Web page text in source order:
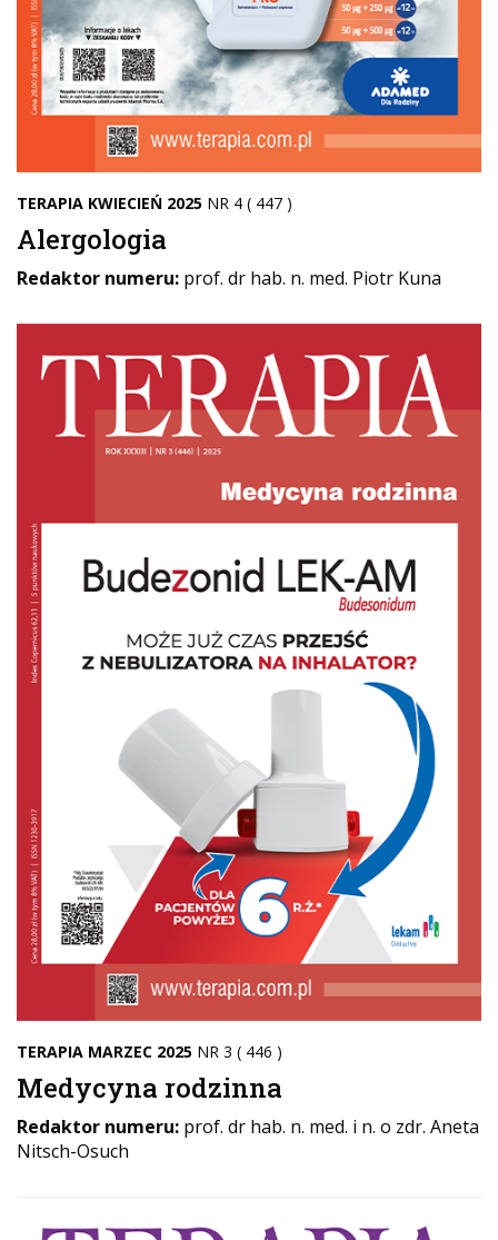
TERAPIA KWIECIEŃ 2025 NR 4 ( 447 )
Alergologia
Redaktor numeru: prof. dr hab. n. med. Piotr Kuna
TERAPIA MARZEC 2025 NR 3 ( 446 )
Medycyna rodzinna
Redaktor numeru: prof. dr hab. n. med. i n. o zdr. Aneta
Nitsch-Osuch